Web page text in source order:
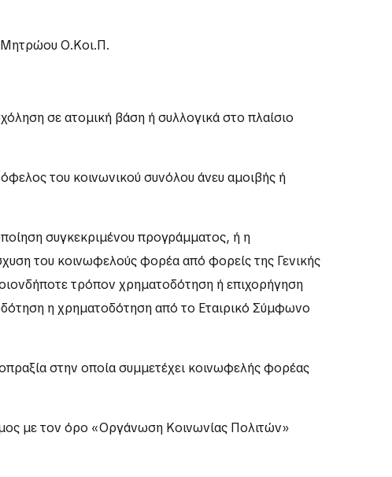
Μητρώου Ο.Κοι.Π.
σε ατομική βάση ή συλλογικά στο πλαίσιο
του κοινωνικού συνόλου άνευ αμοιβής ή
συγκεκριμένου προγράμματος, ή η
του κοινωφελούς φορέα από φορείς της Γενικής
τρόπον χρηματοδότηση ή επιχορήγηση
η χρηματοδότηση από το Εταιρικό Σύμφωνο
στην οποία συμμετέχει κοινωφελής φορέας
με τον όρο «Οργάνωση Κοινωνίας Πολιτών»